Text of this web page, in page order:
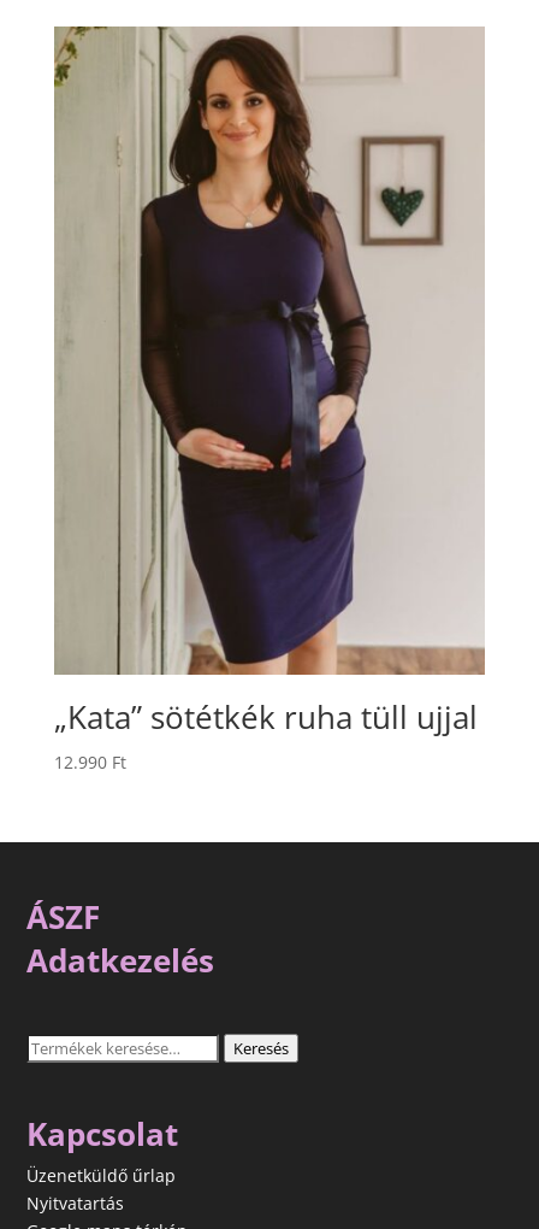
„Kata” sötétkék ruha tüll ujjal
12.990 Ft
ÁSZF
Adatkezelés
Keresés
Keresés
Kapcsolat
Üzenetküldő űrlap
Nyitvatartás